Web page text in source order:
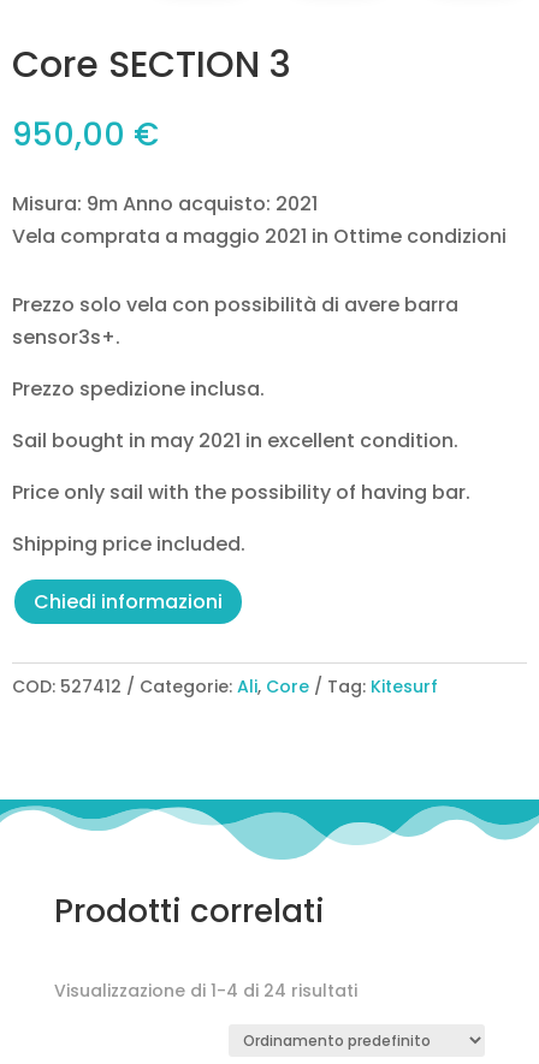
Core SECTION 3
950,00 €
Misura: 9m Anno acquisto: 2021
Vela comprata a maggio 2021 in Ottime condizioni
Prezzo solo vela con possibilità di avere barra
sensor3s+.
Prezzo spedizione inclusa.
Sail bought in may 2021 in excellent condition.
Price only sail with the possibility of having bar.
Shipping price included.
Chiedi informazioni
COD: 527412 Categorie: Ali, Core Tag: Kitesurf
Prodotti correlati
Visualizzazione di 1-4 di 24 risultati